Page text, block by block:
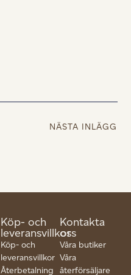
NÄSTA INLÄGG
Köp- och
leveransvillkor
Köp- och
leveransvillkor
Återbetalning
Kontakta
oss
Våra butiker
Våra
återförsäljare